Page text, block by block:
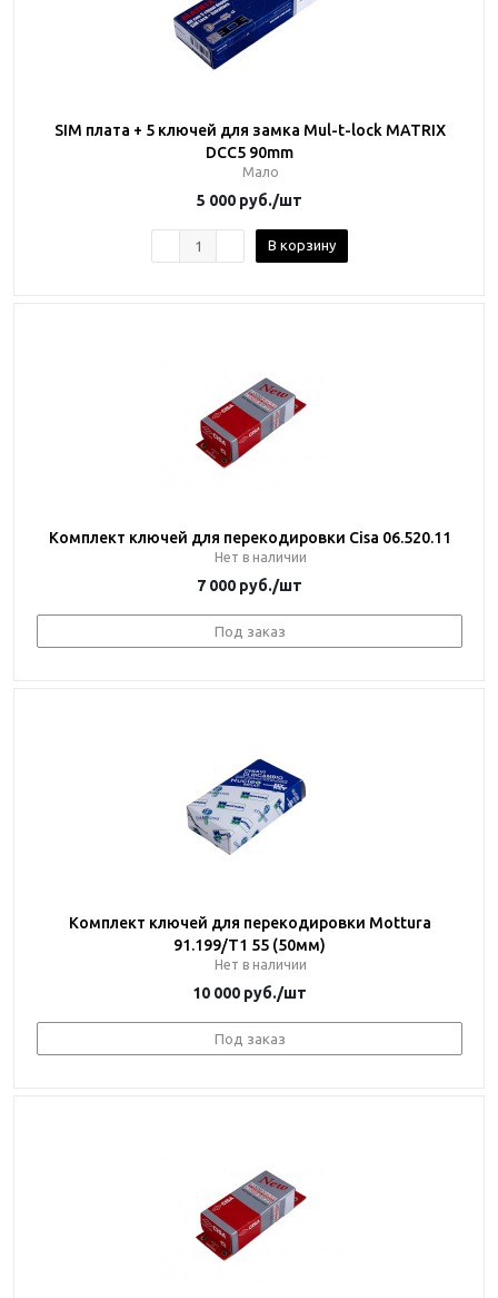
SIM плата + 5 ключей для замка Mul-t-lock MATRIX
DCC5 90mm
Мало
5 000 руб./шт
В корзину
Комплект ключей для перекодировки Cisa 06.520.11
Нет в наличии
7 000 руб./шт
Под заказ
Комплект ключей для перекодировки Mottura
91.199/T1 55 (50мм)
Нет в наличии
10 000 руб./шт
Под заказ